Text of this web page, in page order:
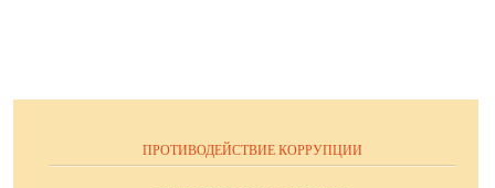
ПРОТИВОДЕЙСТВИЕ КОРРУПЦИИ